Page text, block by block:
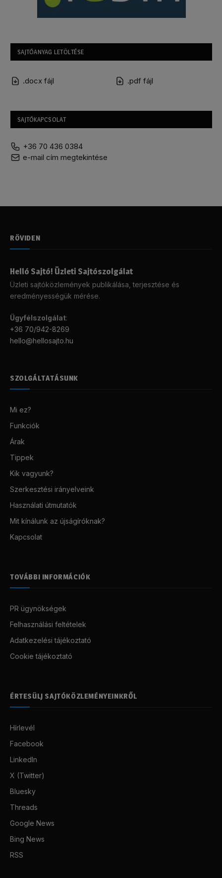
SAJTÓANYAG LETÖLTÉSE
.docx fájl .pdf fájl
SAJTÓKAPCSOLAT
+36 70 436 0384
e-mail cím megtekintése
RÖVIDEN
Helló Sajtó! Üzleti Sajtószolgálat
Üzleti sajtóközlemények publikálása, terjesztése és
eredményességük mérése.
Ügyfélszolgálat:
+36 70/942-8269
hello@hellosajto.hu
SZOLGÁLTATÁSUNK
Mi ez?
Funkciók
Árak
Tippek
Kik vagyunk?
Szerkesztési irányelveink
Használati útmutatók
Mit kínálunk az újságíróknak?
Kapcsolat
TOVÁBBI INFORMÁCIÓK
PR ügynökségek
Felhasználási feltételek
Adatkezelési tájékoztató
Cookie tájékoztató
ÉRTESÜLJ SAJTÓKÖZLEMÉNYEINKRŐL
Hírlevél
Facebook
LinkedIn
X (Twitter)
Bluesky
Threads
Google News
Bing News
RSS